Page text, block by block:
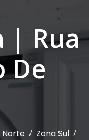
| Rua
De
Norte / Zona Sul /